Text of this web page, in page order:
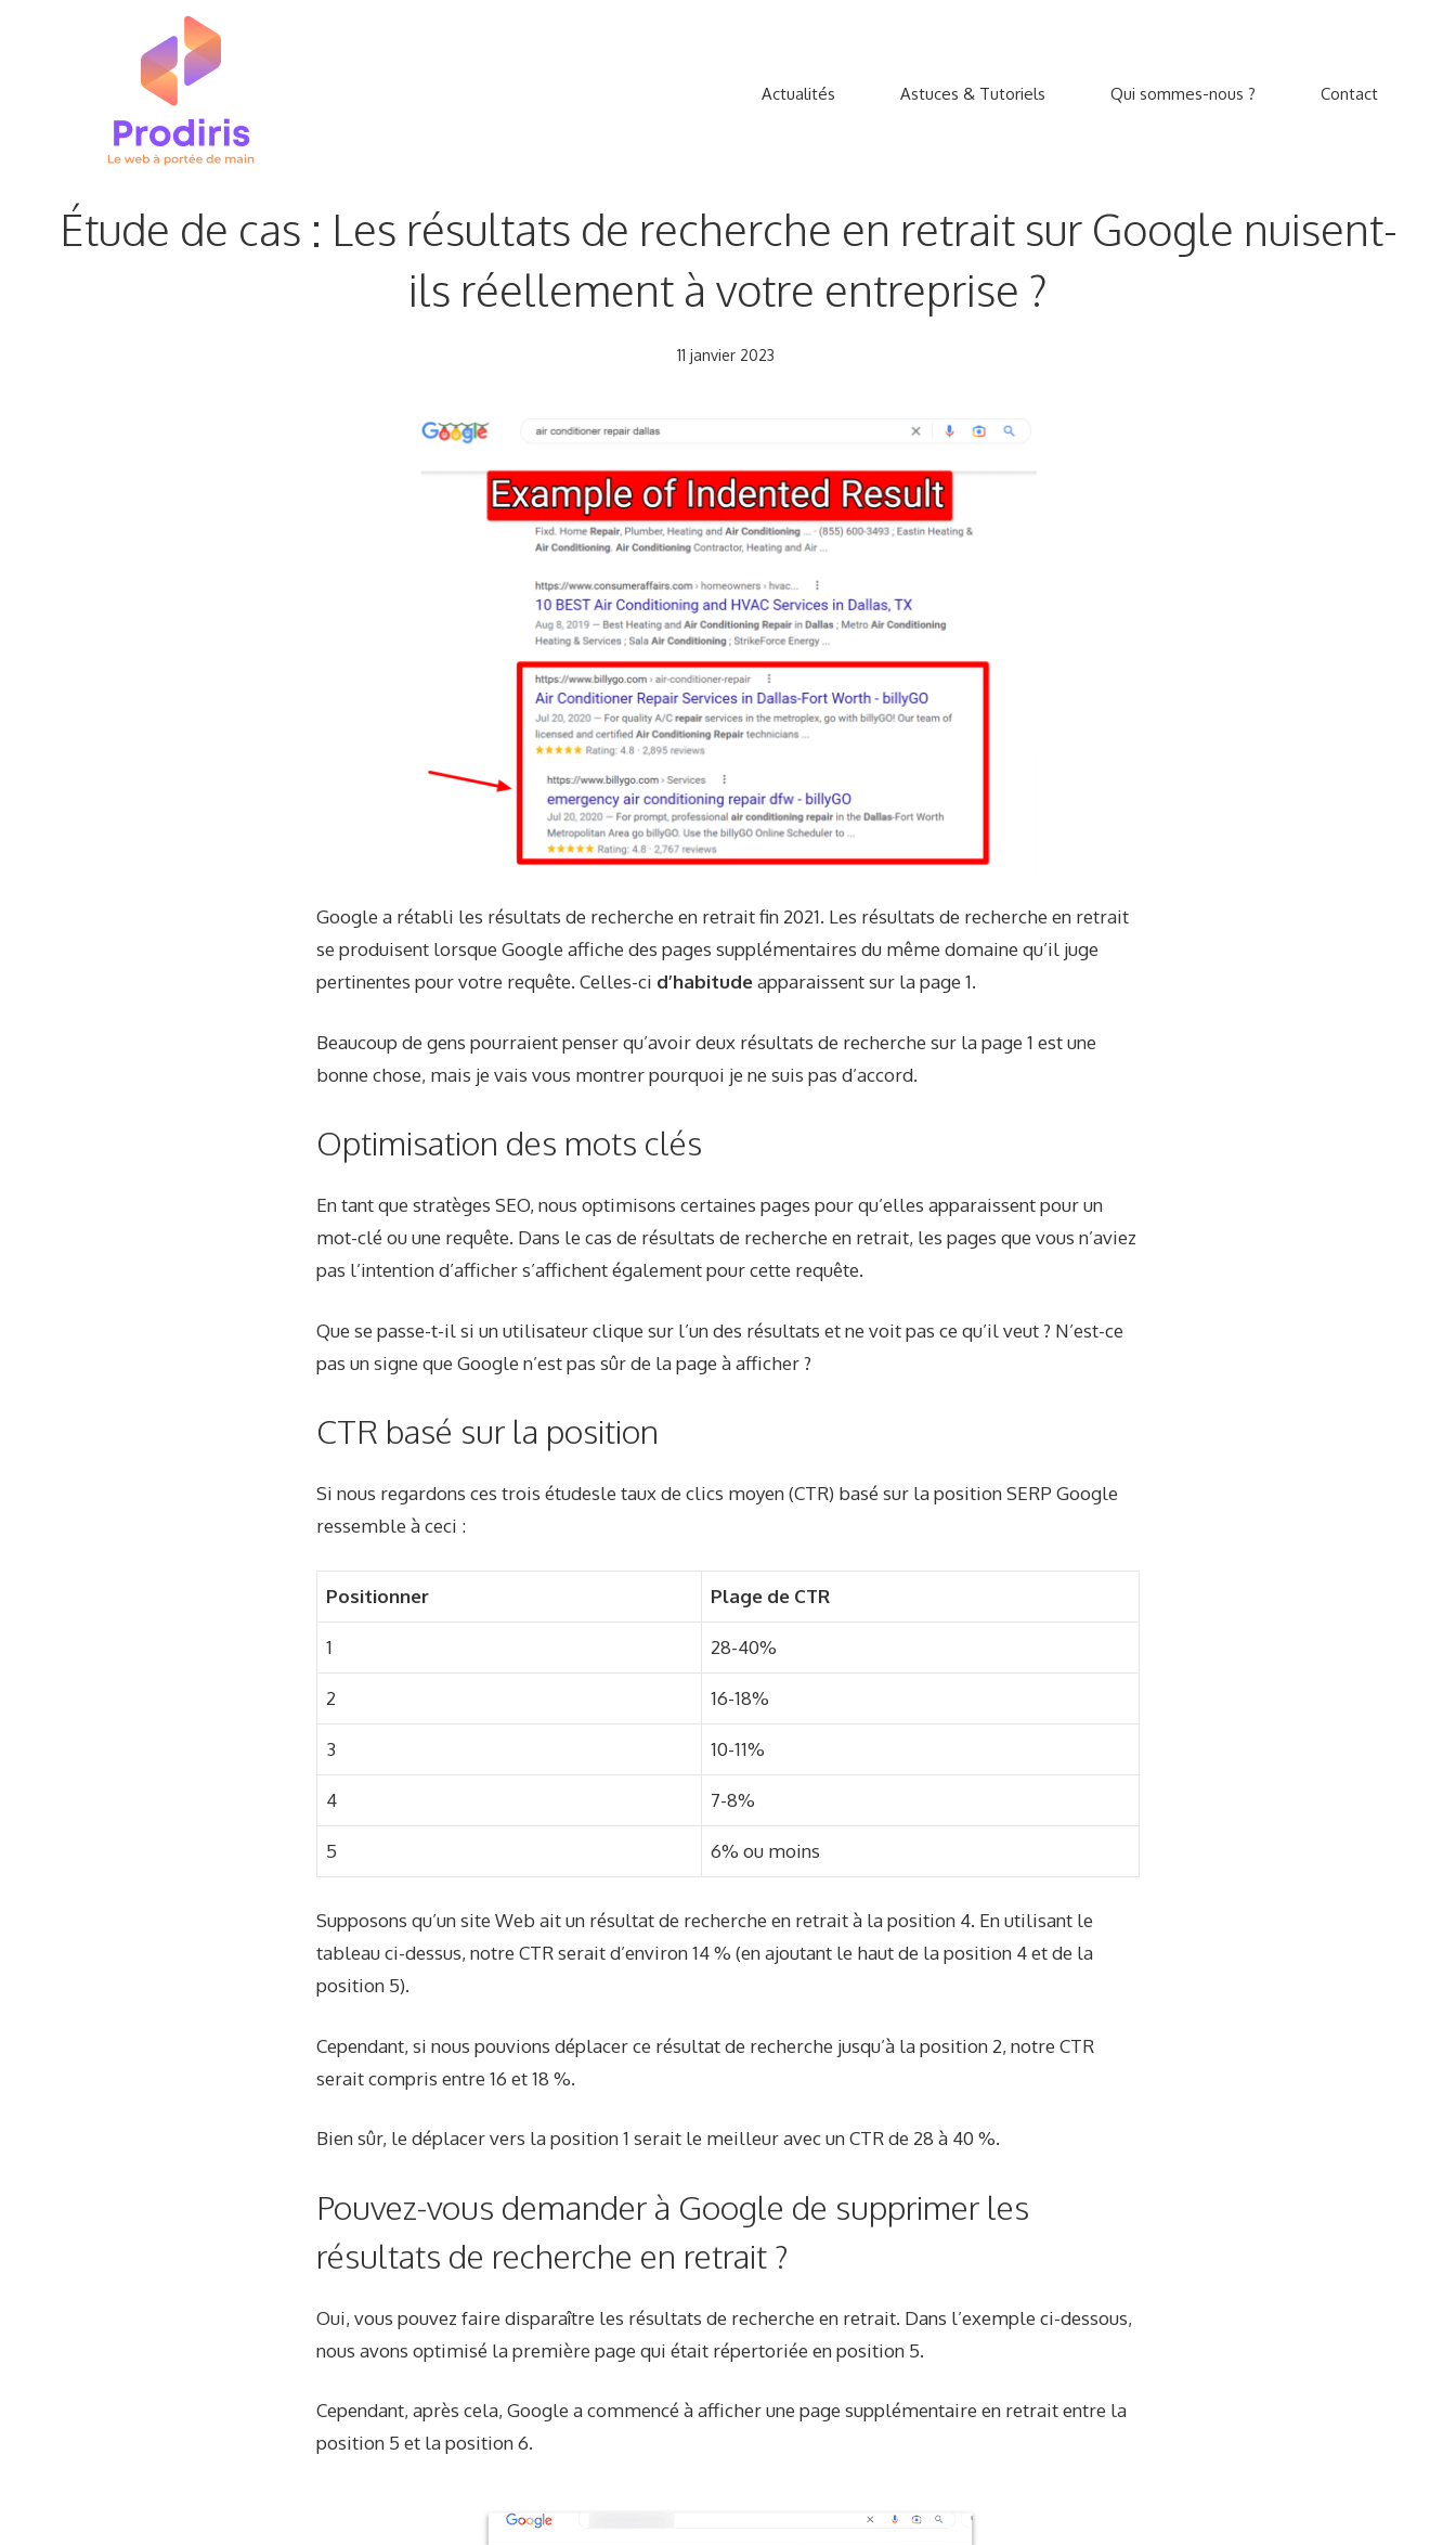
Actualités Astuces & Tutoriels Qui sommes-nous ? Contact
Étude de cas : Les résultats de recherche en retrait sur Google nuisent-
ils réellement à votre entreprise ?
11 janvier 2023
Google a rétabli les résultats de recherche en retraitfin 2021. Les résultats de recherche en retrait
se produisent lorsque Google affiche des pages supplémentaires du même domaine qu’il juge
pertinentes pour votre requête. Celles-ci d’habitudeapparaissent sur la page 1.
Beaucoup de gens pourraient penser qu’avoir deux résultats de recherche sur la page 1 est une
bonne chose, mais je vais vous montrer pourquoi je ne suis pas d’accord.
Optimisation des mots clés
En tant que stratèges SEO, nous optimisons certaines pages pour qu’elles apparaissent pour un
mot-clé ou une requête. Dans le cas de résultats de recherche en retrait, les pages que vous n’aviez
pas l’intention d’afficher s’affichent également pour cette requête.
Que se passe-t-il si un utilisateur clique sur l’un des résultats et ne voit pas ce qu’il veut ? N’est-ce
pas un signe que Google n’est pas sûr de la page à afficher ?
CTR basé sur la position
Si nous regardons ces trois étudesle taux de clics moyen (CTR) basé sur la position SERP Google
ressemble à ceci :
Positionner Plage de CTR
1 28-40%
2 16-18%
3 10-11%
4 7-8%
5 6% ou moins
Supposons qu’un site Web ait un résultat de recherche en retrait à la position 4. En utilisant le
tableau ci-dessus, notre CTR serait d’environ 14 % (en ajoutant le haut de la position 4 et de la
position 5).
Cependant, si nous pouvions déplacer ce résultat de recherche jusqu’à la position 2, notre CTR
serait compris entre 16 et 18 %.
Bien sûr, le déplacer vers la position 1 serait le meilleur avec un CTR de 28 à 40 %.
Pouvez-vous demander à Google de supprimer les
résultats de recherche en retrait ?
Oui, vous pouvez faire disparaître les résultats de recherche en retrait. Dans l’exemple ci-dessous,
nous avons optimisé la première page qui était répertoriée en position 5.
Cependant, après cela, Google a commencé à afficher une page supplémentaire en retrait entre la
position 5 et la position 6.